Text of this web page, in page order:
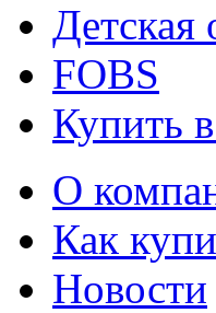
Детская
FOBS
Купить
О
Как
Новости